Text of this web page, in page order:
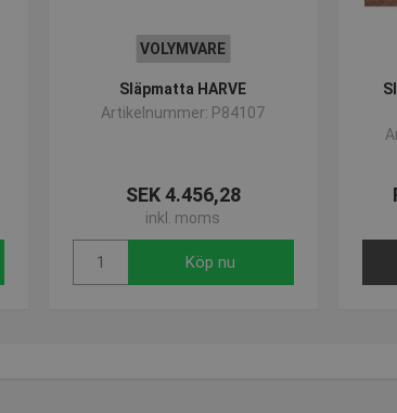
VOLYMVARE
Släpmatta HARVE
Artikelnummer: P84107
SEK 4.456,28
inkl. moms
Köp nu